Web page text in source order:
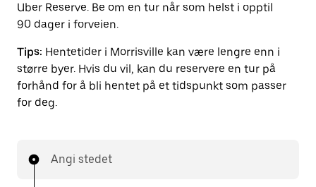
Uber Reserve. Be om en tur når som helst i opptil
90 dager i forveien.
Tips: Hentetider i Morrisville kan være lengre enn i
større byer. Hvis du vil, kan du reservere en tur på
forhånd for å bli hentet på et tidspunkt som passer
for deg.
Angi stedet